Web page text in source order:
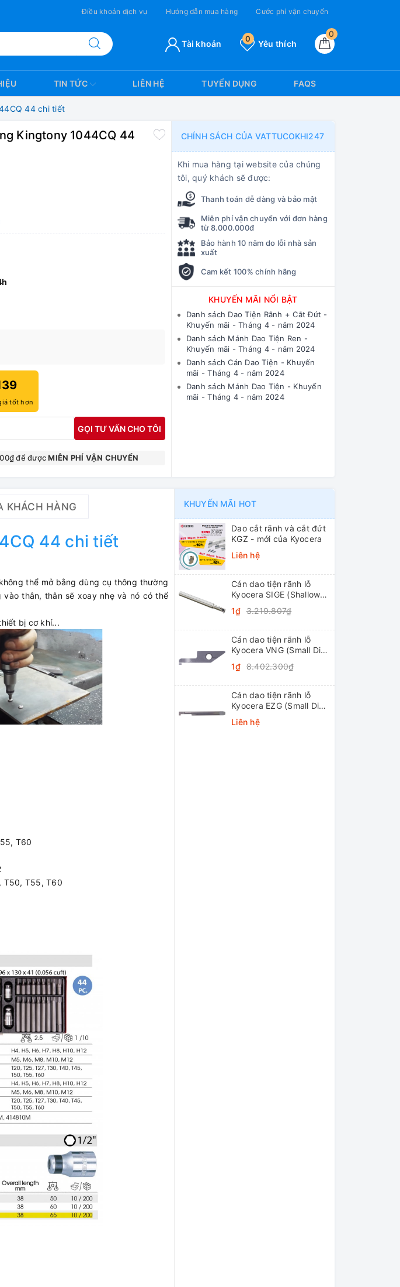
Điều khoản dịch vụ Hướng dẫn mua hàng Cước phí vận chuyển
0
Yêu thích
0
Tài khoản
TIN TỨC LIÊN HỆ TUYỂN DỤNG FAQS
44 chi tiết
Kingtony 1044CQ 44
tốt hơn
GỌI TƯ VẤN CHO TÔI
để đượcMIỄN PHÍ VẬN CHUYỂN
CHÍNH SÁCH CỦA VATTUCOKHI247
Khi mua hàng tại website của chúng
tôi, quý khách sẽ được:
Thanh toán dễ dàng và bảo mật
Miễn phí vận chuyển với đơn hàng
từ 8.000.000đ
Bảo hành 10 năm do lỗi nhà sản
xuất
Cam kết 100% chính hãng
KHUYẾN MÃI NỔI BẬT
Danh sách Dao Tiện Rãnh + Cắt Đứt -
Khuyến mãi - Tháng 4 - năm 2024
Danh sách Mảnh Dao Tiện Ren -
Khuyến mãi - Tháng 4 - năm 2024
Danh sách Cán Dao Tiện - Khuyến
mãi - Tháng 4 - năm 2024
Danh sách Mảnh Dao Tiện - Khuyến
mãi - Tháng 4 - năm 2024
KHÁCH HÀNG
44 chi tiết
thể mở bằng dùng cụ thông thường
thân, thân sẽ xoay nhẹ và nó có thể
bị cơ khí...
T60
T50, T55, T60
KHUYẾN MÃI HOT
Dao cắt rãnh và cắt đứt
KGZ - mới của Kyocera
Liên hệ
Cán dao tiện rãnh lỗ
Kyocera SIGE (Shallow
1₫ 3.219.807₫
Cán dao tiện rãnh lỗ
Kyocera VNG (Small Dia.
System Tip-Bars)
1₫ 8.402.300₫
Cán dao tiện rãnh lỗ
Kyocera EZG (Small Dia.
Bars)
Liên hệ